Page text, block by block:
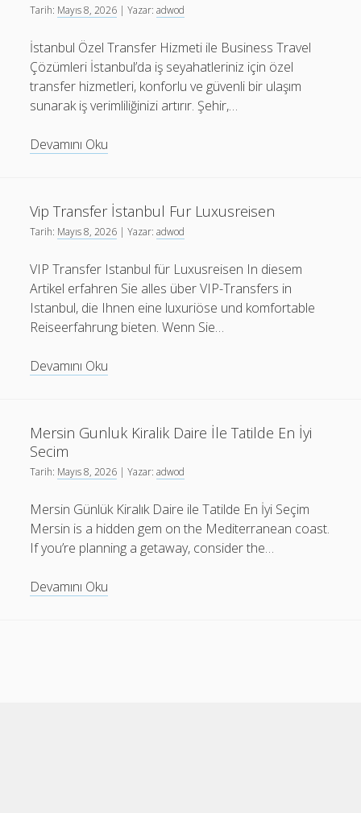
Tarih: Mayıs 8, 2026 | Yazar:adwod
İstanbul Özel Transfer Hizmeti ile Business Travel
Çözümleri İstanbul’da iş seyahatleriniz için özel
transfer hizmetleri, konforlu ve güvenli bir ulaşım
sunarak iş verimliliğinizi artırır. Şehir,…
Devamını Oku
Hizmeti
İle
Business
Cozumleri
Vip Transfer İstanbul Fur Luxusreisen
Tarih: Mayıs 8, 2026 | Yazar:adwod
VIP Transfer Istanbul für Luxusreisen In diesem
Artikel erfahren Sie alles über VIP-Transfers in
Istanbul, die Ihnen eine luxuriöse und komfortable
Reiseerfahrung bieten. Wenn Sie…
Devamını Oku
Fur
Luxusreisen
Mersin Gunluk Kiralik Daire İle Tatilde En İyi
Secim
Tarih: Mayıs 8, 2026 | Yazar:adwod
Mersin Günlük Kiralık Daire ile Tatilde En İyi Seçim
Mersin is a hidden gem on the Mediterranean coast.
If you’re planning a getaway, consider the…
Devamını Oku